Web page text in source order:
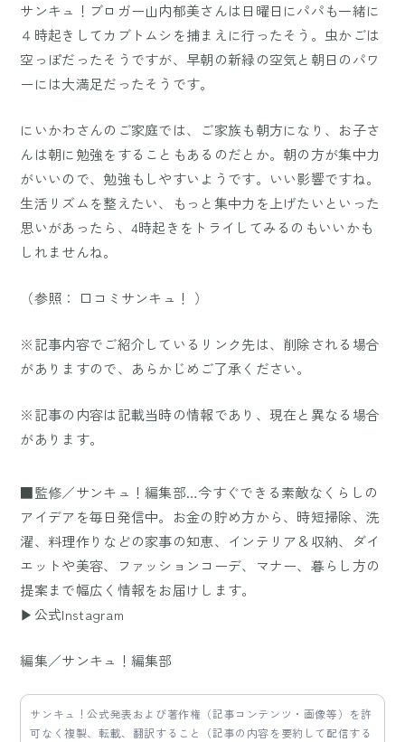
サンキュ！ブロガー山内郁美さんは日曜日にパパも一緒に
４時起きしてカブトムシを捕まえに行ったそう。虫かごは
空っぽだったそうですが、早朝の新緑の空気と朝日のパワ
ーには大満足だったそうです。
にいかわさんのご家庭では、ご家族も朝方になり、お子さ
んは朝に勉強をすることもあるのだとか。朝の方が集中力
がいいので、勉強もしやすいようです。いい影響ですね。
生活リズムを整えたい、もっと集中力を上げたいといった
思いがあったら、4時起きをトライしてみるのもいいかも
しれませんね。
（参照： 口コミサンキュ！ ）
※記事内容でご紹介しているリンク先は、削除される場合
がありますので、あらかじめご了承ください。
※記事の内容は記載当時の情報であり、現在と異なる場合
があります。
■監修／サンキュ！編集部…今すぐできる素敵なくらしの
アイデアを毎日発信中。お金の貯め方から、時短掃除、洗
濯、料理作りなどの家事の知恵、インテリア＆収納、ダイ
エットや美容、ファッションコーデ、マナー、暮らし方の
提案まで幅広く情報をお届けします。
▶公式Instagram
編集／サンキュ！編集部
サンキュ！公式発表および著作権（記事コンテンツ・画像等）を許
可なく複製、転載、翻訳すること（記事の内容を要約して配信する